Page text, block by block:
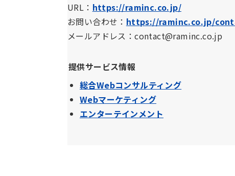
URL： https://raminc.co.jp/
お問い合わせ： https://raminc.co.jp/
メールアドレス：contact@raminc.co.jp
提供サービス情報
総合Webコンサルティング
Webマーケティング
エンターテインメント